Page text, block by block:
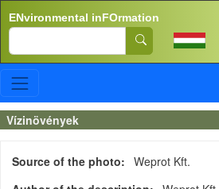
ENvironmental inFOrmation
Search
Vízinövények
Source of the photo
Weprot Kft.